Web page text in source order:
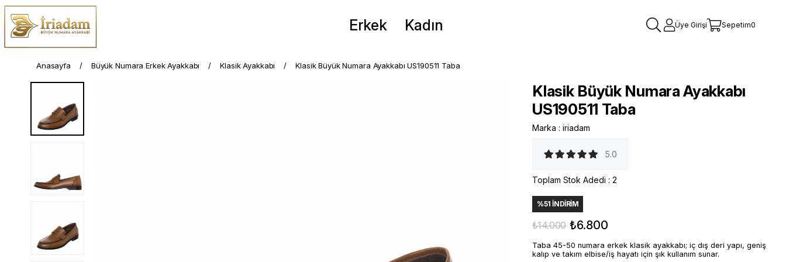
Erkek Kadın Üye Girişi Sepetim0
Anasayfa Büyük Numara Erkek Ayakkabı Klasik Ayakkabı Klasik Büyük Numara Ayakkabı US190511 Taba
Klasik Büyük Numara Ayakkabı
US190511 Taba
Marka : iriadam
5.0
Toplam Stok Adedi : 2
%51 İNDIRIM
₺14.000 ₺6.800
Taba 45-50 numara erkek klasik ayakkabı; iç dış deri yapı, geniş
kalıp ve takım elbise/iş hayatı için şık kullanım sunar.